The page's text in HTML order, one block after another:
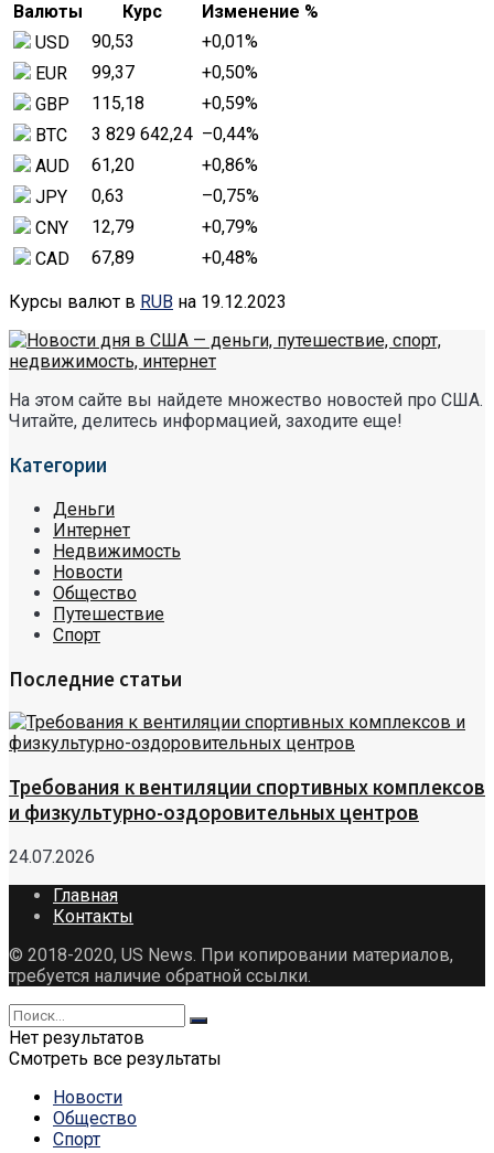
Валюты Курс
Изменение %
USD
90,53 +0,01%
EUR
99,37 +0,50%
GBP
115,18 +0,59%
BTC
3 829 642,24 –0,44%
AUD
61,20 +0,86%
JPY
0,63 –0,75%
CNY
12,79 +0,79%
CAD
67,89 +0,48%
Курсы валют в RUB на 19.12.2023
На этом сайте вы найдете множество новостей про США.
Читайте, делитесь информацией, заходите еще!
Категории
Деньги
Интернет
Недвижимость
Новости
Общество
Путешествие
Спорт
Последние статьи
Требования к вентиляции спортивных комплексов
и физкультурно-оздоровительных центров
24.07.2026
Главная
Контакты
© 2018-2020, US News. При копировании материалов,
требуется наличие обратной ссылки.
Нет результатов
Смотреть все результаты
Новости
Общество
Спорт